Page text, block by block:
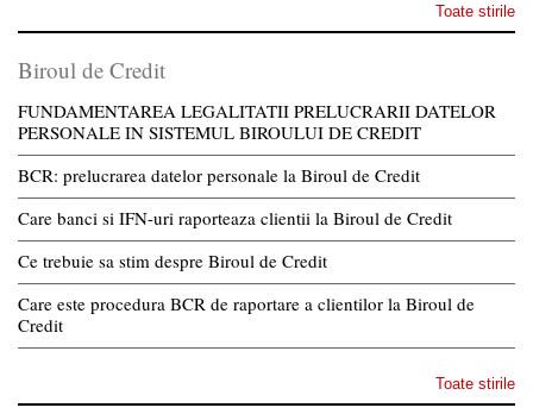
Toate stirile
Biroul de Credit
FUNDAMENTAREA LEGALITATII PRELUCRARII DATELOR
PERSONALE IN SISTEMUL BIROULUI DE CREDIT
BCR: prelucrarea datelor personale la Biroul de Credit
Care banci si IFN-uri raporteaza clientii la Biroul de Credit
Ce trebuie sa stim despre Biroul de Credit
Care este procedura BCR de raportare a clientilor la Biroul de
Credit
Toate stirile